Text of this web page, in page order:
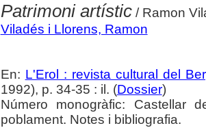
Patrimoni artístic/ Ramon
Viladés i Llorens, Ramon
En: L'Erol : revista cultural del
1992), p. 34-35 : il. (Dossier)
Número monogràfic:
poblament. Notes i bibliografia.